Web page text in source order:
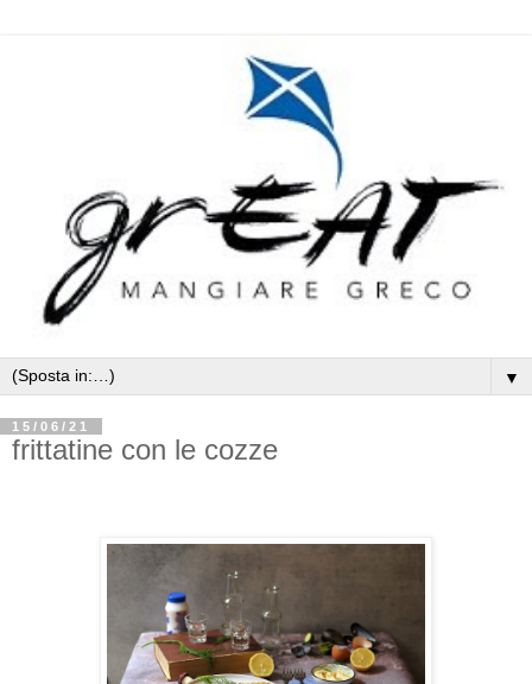
▼
15/06/21
frittatine con le cozze